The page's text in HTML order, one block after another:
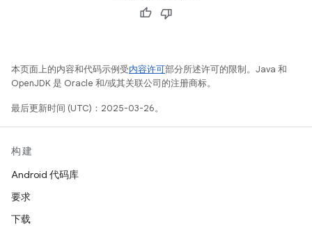
本页面上的内容和代码示例受内容许可部分所述许可的限制。Java 和
OpenJDK 是 Oracle 和/或其关联公司的注册商标。
最后更新时间 (UTC)：2025-03-26。
构建
Android 代码库
要求
下载